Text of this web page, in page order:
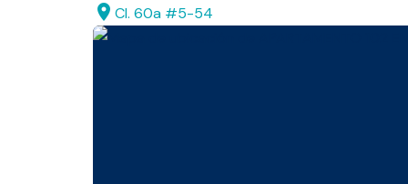
location_on Cl. 60a #5-54